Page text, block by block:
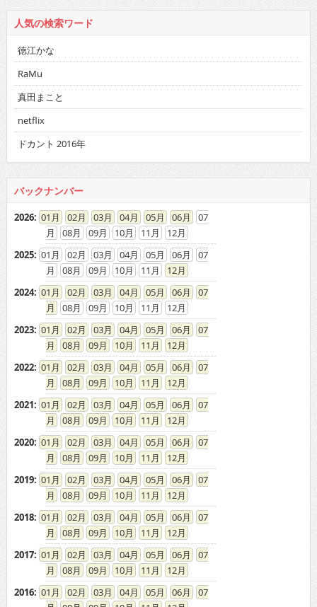
人気の検索ワード
徳江かな
RaMu
真田まこと
netflix
ドカント 2016年
バックナンバー
2026: 01 02 03 04 05 06
07
08
09 10 11
12
2025: 01 02 03 04 05 06
07
08
09 10 11
12
2024: 01 02 03 04 05 06
07
08
09 10 11
12
2023: 01 02 03 04 05 06
07
08
09 10 11
12
2022: 01 02 03 04 05 06
07
08
09 10 11
12
2021: 01 02 03 04 05 06
07
08
09 10 11
12
2020: 01 02 03 04 05 06
07
08
09 10 11
12
2019: 01 02 03 04 05 06
07
08
09 10 11
12
2018: 01 02 03 04 05 06
07
08
09 10 11
12
2017: 01 02 03 04 05 06
07
08
09 10 11
12
2016: 01 02 03 04 05 06
07